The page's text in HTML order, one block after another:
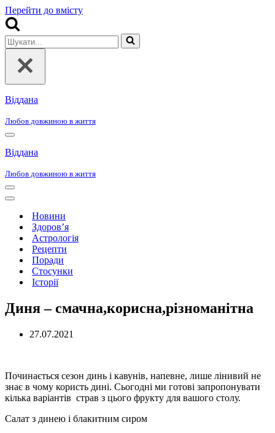
Перейти до вмісту
Шукати...
Віддана
Любов довжиною в життя
Меню
навігації
Віддана
Любов довжиною в життя
Меню
навігації
Меню
навігаціїНовини
Здоров’я
Астрологія
Рецепти
Поради
Стосунки
Історії
Диня – смачна,корисна,різноманітна
27.07.2021
Починається сезон динь і кавунів, напевне, лише лінивий не
знає в чому користь дині. Сьогодні ми готові запропонувати
кілька варіантів страв з цього фрукту для вашого столу.
Салат з динею і блакитним сиром